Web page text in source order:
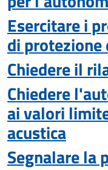
Esercitare i
di
Chiedere il
Chiedere
ai valori
acustica
Segnalare la